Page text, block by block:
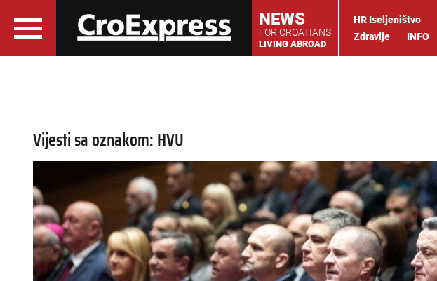
NEWS
FOR CROATIANS
LIVING ABROAD
HR Iseljeništvo
Zdravlje
INFO
Vijesti sa oznakom: HVU